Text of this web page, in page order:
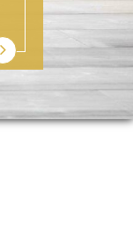
Weiter